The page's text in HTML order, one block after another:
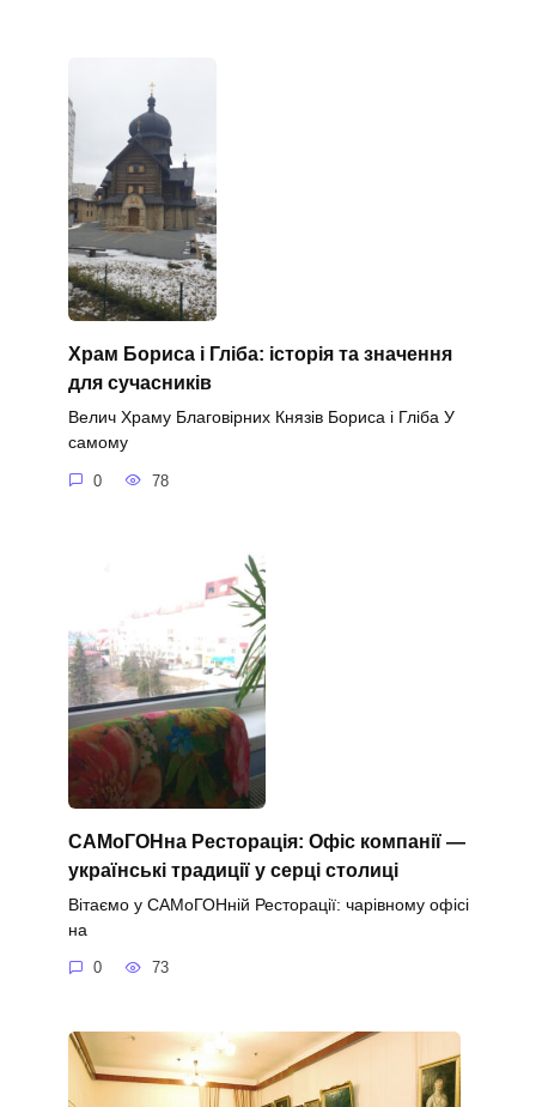
Храм Бориса і Гліба: історія та значення
для сучасників
Велич Храму Благовірних Князів Бориса і Гліба У
самому
0 78
САМоГОНна Ресторація: Офіс компанії —
українські традиції у серці столиці
Вітаємо у САМоГОНній Ресторації: чарівному офісі
на
0 73